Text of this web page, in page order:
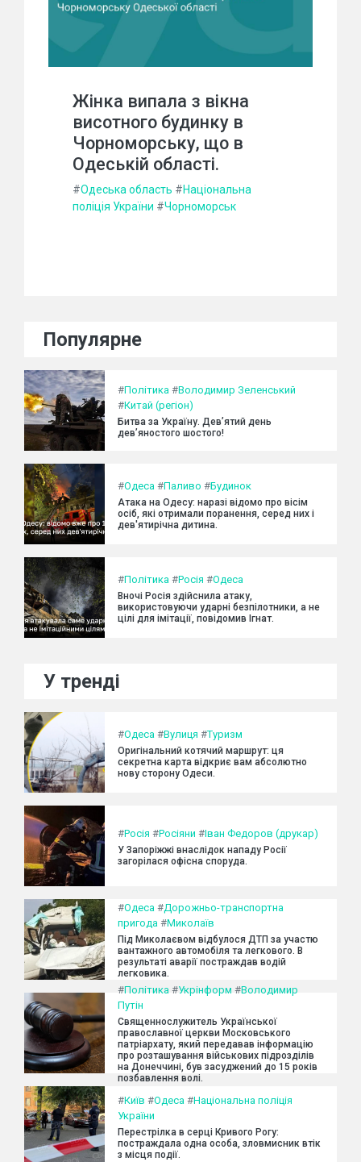
Жінка випала з вікна
висотного будинку в
Чорноморську, що в
Одеській області.
#Одеська область #Національна
поліція України #Чорноморськ
Популярне
#Політика #Володимир Зеленський
#Китай (регіон)
Битва за Україну. Дев’ятий день
дев’яностого шостого!
#Одеса #Паливо #Будинок
Атака на Одесу: наразі відомо про вісім
осіб, які отримали поранення, серед них і
дев'ятирічна дитина.
#Політика #Росія #Одеса
Вночі Росія здійснила атаку,
використовуючи ударні безпілотники, а не
цілі для імітації, повідомив Ігнат.
У тренді
#Одеса #Вулиця #Туризм
Оригінальний котячий маршрут: ця
секретна карта відкриє вам абсолютно
нову сторону Одеси.
#Росія #Росіяни #Іван Федоров (друкар)
У Запоріжжі внаслідок нападу Росії
загорілася офісна споруда.
#Одеса #Дорожньо-транспортна
пригода #Миколаїв
Під Миколаєвом відбулося ДТП за участю
вантажного автомобіля та легкового. В
результаті аварії постраждав водій
легковика.
#Політика #Укрінформ #Володимир
Путін
Священнослужитель Української
православної церкви Московського
патріархату, який передавав інформацію
про розташування військових підрозділів
на Донеччині, був засуджений до 15 років
позбавлення волі.
#Київ #Одеса #Національна поліція
України
Перестрілка в серці Кривого Рогу:
постраждала одна особа, зловмисник втік
з місця події.